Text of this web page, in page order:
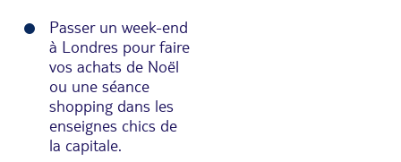
Passer un week-end
à Londres pour faire
vos achats de Noël
ou une séance
shopping dans les
enseignes chics de
la capitale.